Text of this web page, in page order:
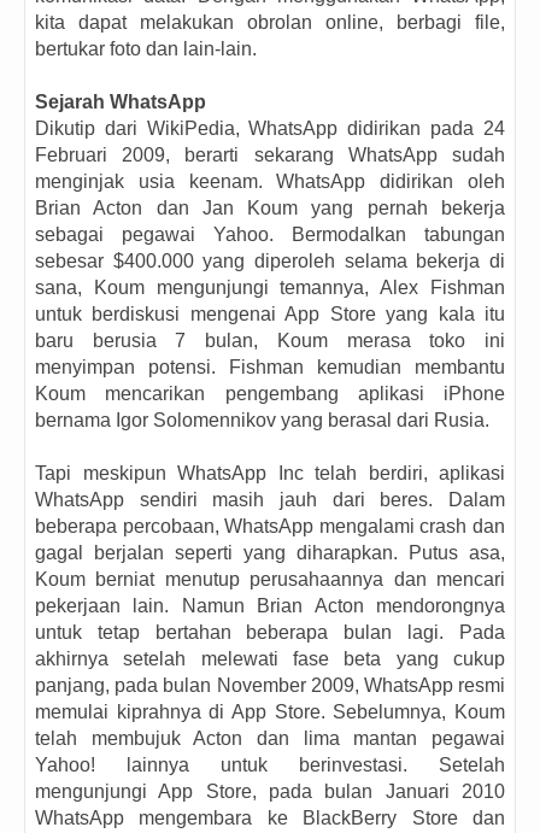
kita dapat melakukan obrolan online, berbagi file,
bertukar foto dan lain-lain.
Sejarah WhatsApp
Dikutip dari WikiPedia, WhatsApp didirikan pada 24
Februari 2009, berarti sekarang WhatsApp sudah
menginjak usia keenam. WhatsApp didirikan oleh
Brian Acton dan Jan Koum yang pernah bekerja
sebagai pegawai Yahoo. Bermodalkan tabungan
sebesar $400.000 yang diperoleh selama bekerja di
sana, Koum mengunjungi temannya, Alex Fishman
untuk berdiskusi mengenai App Store yang kala itu
baru berusia 7 bulan, Koum merasa toko ini
menyimpan potensi. Fishman kemudian membantu
Koum mencarikan pengembang aplikasi iPhone
bernama Igor Solomennikov yang berasal dari Rusia.
Tapi meskipun WhatsApp Inc telah berdiri, aplikasi
WhatsApp sendiri masih jauh dari beres. Dalam
beberapa percobaan, WhatsApp mengalami crash dan
gagal berjalan seperti yang diharapkan. Putus asa,
Koum berniat menutup perusahaannya dan mencari
pekerjaan lain. Namun Brian Acton mendorongnya
untuk tetap bertahan beberapa bulan lagi. Pada
akhirnya setelah melewati fase beta yang cukup
panjang, pada bulan November 2009, WhatsApp resmi
memulai kiprahnya di App Store. Sebelumnya, Koum
telah membujuk Acton dan lima mantan pegawai
Yahoo! lainnya untuk berinvestasi. Setelah
mengunjungi App Store, pada bulan Januari 2010
WhatsApp mengembara ke BlackBerry Store dan